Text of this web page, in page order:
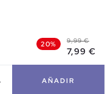
20% 9,99 €
7,99 €
AÑADIR